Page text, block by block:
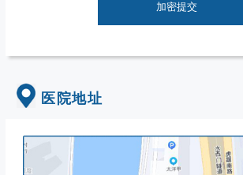
加密提交
医院地址